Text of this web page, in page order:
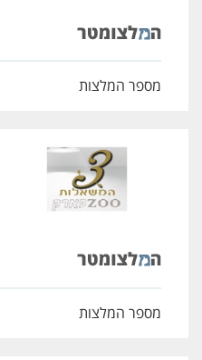
מספר המלצות
מספר המלצות